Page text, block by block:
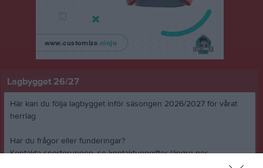
Lagbygget 26/27
Här kan du följa lagbygget inför säsongen 2026/2027 för vårat
herrlag
Har du frågor eller funderingar?
Kontakta sportgruppen, se kontaktuppgifter längre ner